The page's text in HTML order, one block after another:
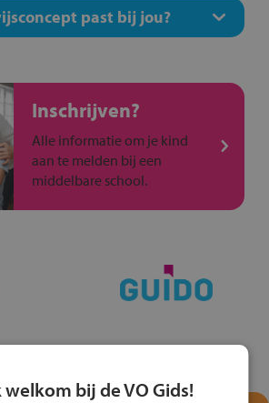
past bij jou?
Inschrijven?
Alle informatie om je kind
aan te melden bij een
middelbare school.
bij de VO Gids!